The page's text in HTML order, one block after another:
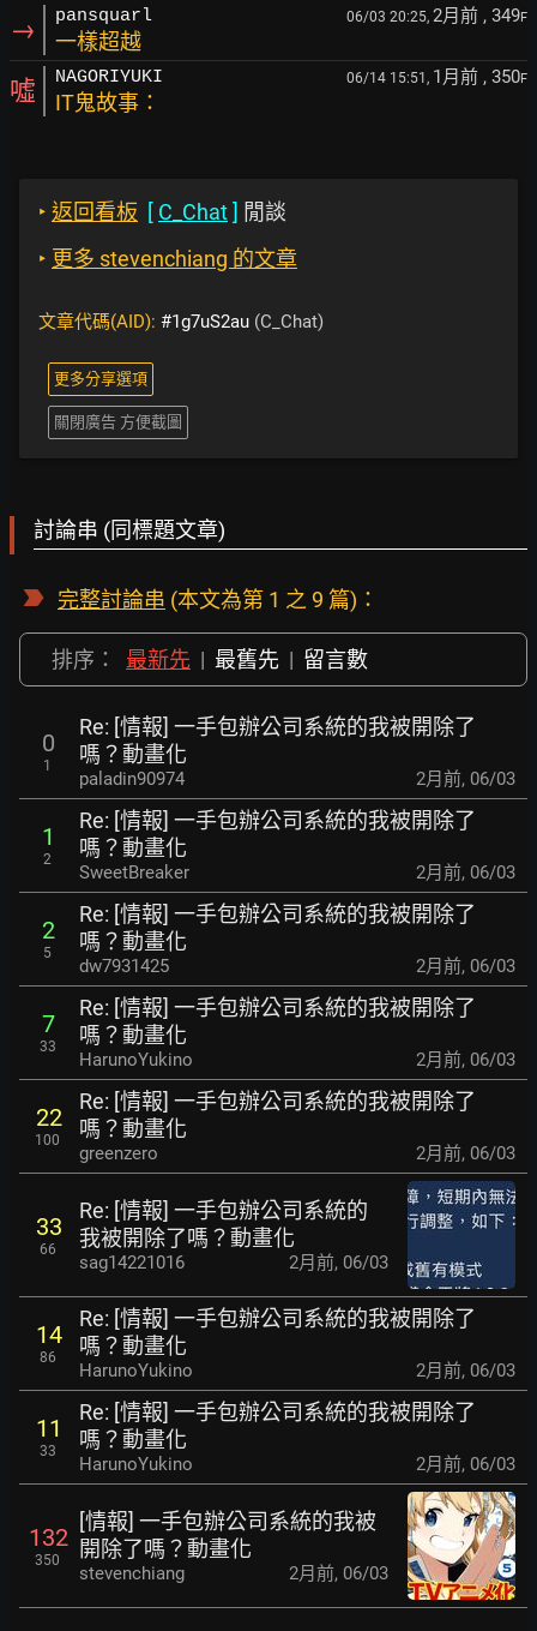
→ pansquarl 06/03 20:25, 2月前 , 349F
一樣超越
噓 NAGORIYUKI 06/14 15:51, 1月前 , 350F
IT鬼故事：
‣ 返回看板 [ C_Chat] 閒談
‣ 更多 stevenchiang 的文章
文章代碼(AID): #1g7uS2au (C_Chat)
更多分享選項
關閉廣告 方便截圖
討論串 (同標題文章)
完整討論串 (本文為第 1 之 9 篇)：
排序： 最新先 | 最舊先 | 留言數
0
1
Re: [情報] 一手包辦公司系統的我被開除了
嗎？動畫化
paladin90974 2月前, 06/03
1
2
Re: [情報] 一手包辦公司系統的我被開除了
嗎？動畫化
SweetBreaker 2月前, 06/03
2
5
Re: [情報] 一手包辦公司系統的我被開除了
嗎？動畫化
dw7931425 2月前, 06/03
7
33
Re: [情報] 一手包辦公司系統的我被開除了
嗎？動畫化
HarunoYukino 2月前, 06/03
22
100
Re: [情報] 一手包辦公司系統的我被開除了
嗎？動畫化
greenzero 2月前, 06/03
33
66
Re: [情報] 一手包辦公司系統的
我被開除了嗎？動畫化
sag14221016 2月前, 06/03
14
86
Re: [情報] 一手包辦公司系統的我被開除了
嗎？動畫化
HarunoYukino 2月前, 06/03
11
33
Re: [情報] 一手包辦公司系統的我被開除了
嗎？動畫化
HarunoYukino 2月前, 06/03
132
350
[情報] 一手包辦公司系統的我被
開除了嗎？動畫化
stevenchiang 2月前, 06/03